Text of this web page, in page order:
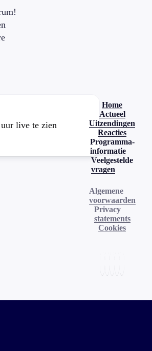
uur live te zien
Home
Actueel
Uitzendingen
Reacties
Programma-
informatie
Veelgestelde
vragen
Algemene
voorwaarden
Privacy
statements
Cookies